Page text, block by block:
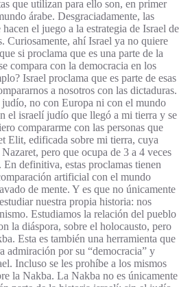
que utilizan para ello son, en primer
árabe. Desgraciadamente, las
el juego a la estrategia de Israel de
Curiosamente, ahí Israel ya no quiere
si proclama que es una parte de la
compara con la democracia en los
Israel proclama que es parte de esas
a nosotros con las dictaduras.
no con Europa ni con el mundo
el israelí judío que llegó a mi tierra y se
compararme con las personas que
Elit, edificada sobre mi tierra, cuya
pero que ocupa de 3 a 4 veces
definitiva, estas proclamas tienen
artificial con el mundo
de mente. Y es que no únicamente
nuestra propia historia: nos
Estudiamos la relación del pueblo
la diáspora, sobre el holocausto, pero
Esta es también una herramienta que
admiración por su “democracia” y
Incluso se les prohíbe a los mismos
la Nakba. La Nakba no es únicamente